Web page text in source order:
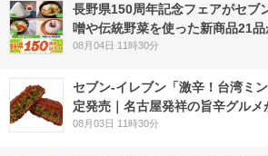
長野県150周年記念フェアがセ
噌や伝統野菜を使った新商品21
08月04日 11時30分
セブン-イレブン「激辛！台湾ミ
定発売｜名古屋発祥の旨辛グルメ
08月03日 11時30分